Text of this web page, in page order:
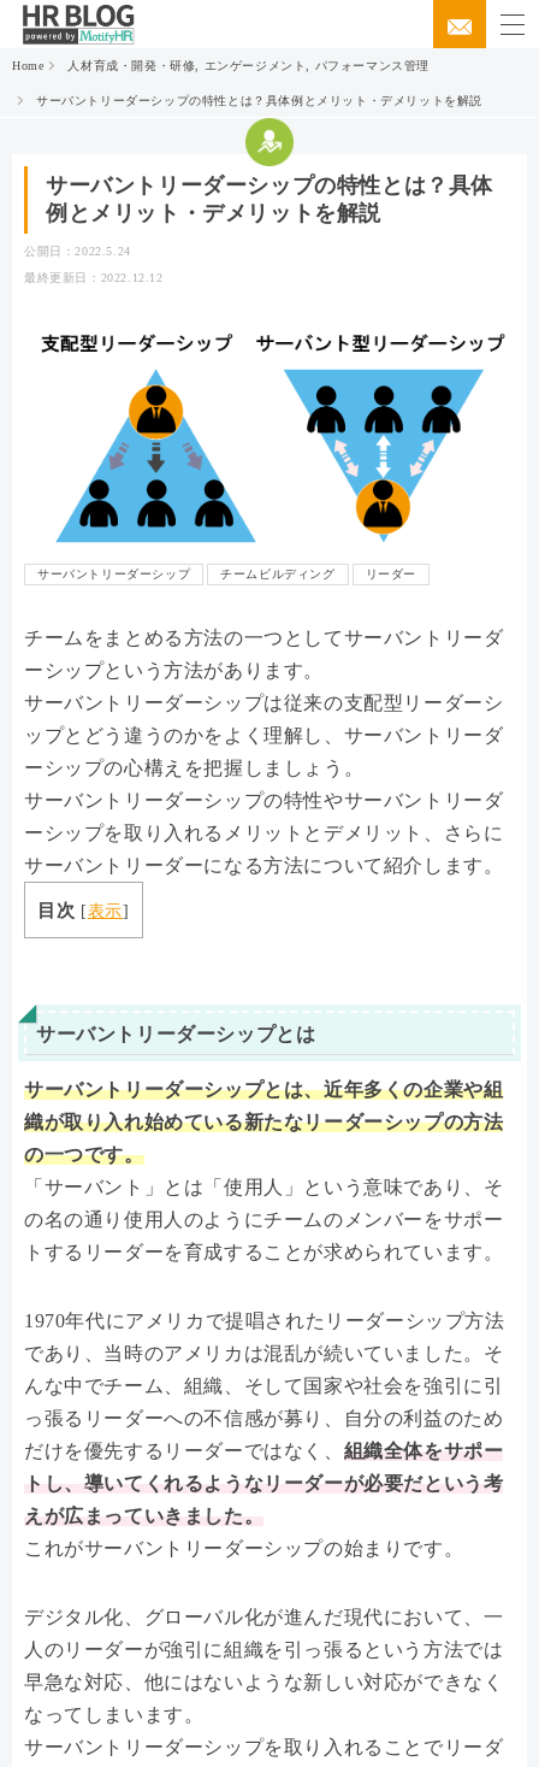
Home 人材育成・開発・研修 エンゲージメント パフォーマンス管理
サーバントリーダーシップの特性とは？具体例とメリット・デメリットを解説
サーバントリーダーシップの特性とは？具体
例とメリット・デメリットを解説
公開日：2022.5.24
最終更新日：2022.12.12
サーバントリーダーシップ チームビルディング リーダー
チームをまとめる方法の一つとしてサーバントリーダ
ーシップという方法があります。
サーバントリーダーシップは従来の支配型リーダーシ
ップとどう違うのかをよく理解し、サーバントリーダ
ーシップの心構えを把握しましょう。
サーバントリーダーシップの特性やサーバントリーダ
ーシップを取り入れるメリットとデメリット、さらに
サーバントリーダーになる方法について紹介します。
目次 [表示]
サーバントリーダーシップとは
サーバントリーダーシップとは、近年多くの企業や組
織が取り入れ始めている新たなリーダーシップの方法
の一つです。
「サーバント」とは「使用人」という意味であり、そ
の名の通り使用人のようにチームのメンバーをサポー
トするリーダーを育成することが求められています。
1970年代にアメリカで提唱されたリーダーシップ方法
であり、当時のアメリカは混乱が続いていました。そ
んな中でチーム、組織、そして国家や社会を強引に引
っ張るリーダーへの不信感が募り、自分の利益のため
だけを優先するリーダーではなく、 組織全体をサポー
トし、導いてくれるようなリーダーが必要だという考
えが広まっていきました。
これがサーバントリーダーシップの始まりです。
デジタル化、グローバル化が進んだ現代において、一
人のリーダーが強引に組織を引っ張るという方法では
早急な対応、他にはないような新しい対応ができなく
なってしまいます。
サーバントリーダーシップを取り入れることでリーダ